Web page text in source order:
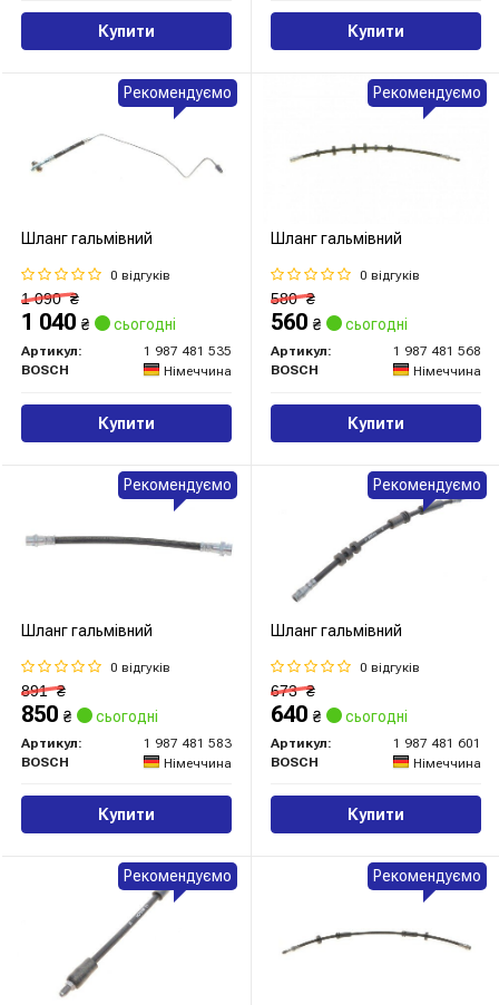
Купити Купити
Шланг гальмівний
0 відгуків
1 090₴
1 040 ₴ сьогодні
Артикул:
1 987 481 535
BOSCH
Німеччина
Купити
Рекомендуємо
Шланг гальмівний
0 відгуків
580₴
560 ₴ сьогодні
Артикул:
1 987 481 568
BOSCH
Німеччина
Купити
Рекомендуємо
Шланг гальмівний
0 відгуків
891₴
850 ₴ сьогодні
Артикул:
1 987 481 583
BOSCH
Німеччина
Купити
Рекомендуємо
Шланг гальмівний
0 відгуків
673₴
640 ₴ сьогодні
Артикул:
1 987 481 601
BOSCH
Німеччина
Купити
Рекомендуємо
Рекомендуємо Рекомендуємо